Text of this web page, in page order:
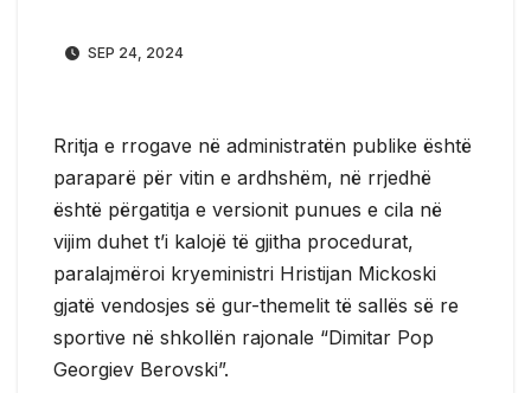
SEP 24, 2024
Rritja e rrogave në administratën publike është
paraparë për vitin e ardhshëm, në rrjedhë
është përgatitja e versionit punues e cila në
vijim duhet t’i kalojë të gjitha procedurat,
paralajmëroi kryeministri Hristijan Mickoski
gjatë vendosjes së gur-themelit të sallës së re
sportive në shkollën rajonale “Dimitar Pop
Georgiev Berovski”.